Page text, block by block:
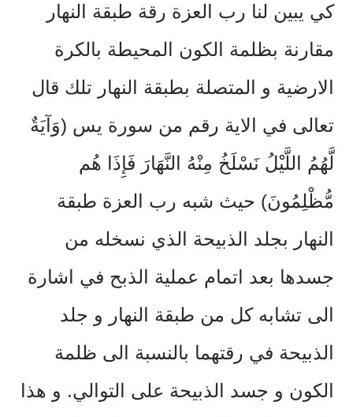
كي يبين لنا رب العزة رقة طبقة النهار
مقارنة بظلمة الكون المحيطة بالكرة
الارضية و المتصلة بطبقة النهار تلك قال
تعالى في الاية رقم من سورة يس (وَآيَةٌ
لَّهُمُ اللَّيْلُ نَسْلَخُ مِنْهُ النَّهَارَ فَإِذَا هُم
مُّظْلِمُونَ) حيث شبه رب العزة طبقة
النهار بجلد الذبيحة الذي نسخله من
جسدها بعد اتمام عملية الذبح في اشارة
الى تشابه كل من طبقة النهار و جلد
الذبيحة في رقتهما بالنسبة الى ظلمة
الكون و جسد الذبيحة على التوالي. و هذا